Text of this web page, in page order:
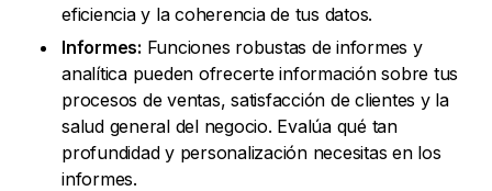
eficiencia y la coherencia de tus datos.
Informes: Funciones robustas de informes y
analítica pueden ofrecerte información sobre tus
procesos de ventas, satisfacción de clientes y la
salud general del negocio. Evalúa qué tan
profundidad y personalización necesitas en los
informes.